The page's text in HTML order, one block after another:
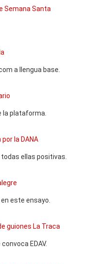
Semana Santa
a llengua base.
la plataforma.
la DANA
ellas positivas.
este ensayo.
guiones La Traca
EDAV.